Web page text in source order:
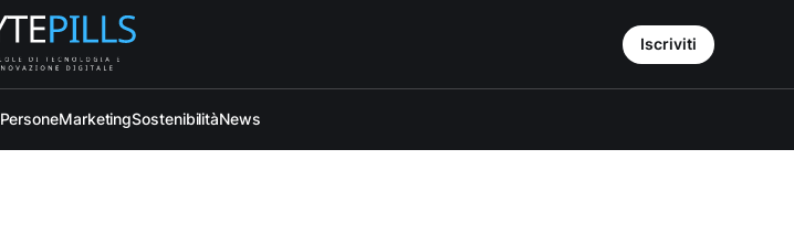
PersoneMarketingSostenibilitàNews
Iscriviti